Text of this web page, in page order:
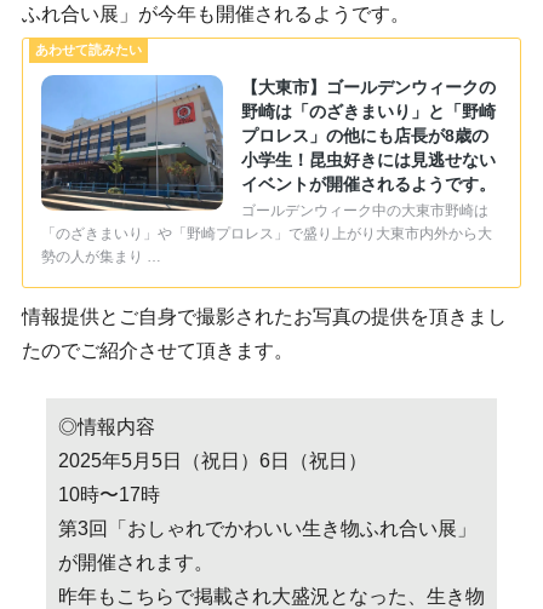
ふれ合い展」が今年も開催されるようです。
【大東市】ゴールデンウィークの
野崎は「のざきまいり」と「野崎
プロレス」の他にも店長が8歳の
小学生！昆虫好きには見逃せない
イベントが開催されるようです。
ゴールデンウィーク中の大東市野崎は
「のざきまいり」や「野崎プロレス」で盛り上がり大東市内外から大
勢の人が集まり …
情報提供とご自身で撮影されたお写真の提供を頂きまし
たのでご紹介させて頂きます。
◎情報内容
2025年5月5日（祝日）6日（祝日）
10時〜17時
第3回「おしゃれでかわいい生き物ふれ合い展」
が開催されます。
昨年もこちらで掲載され大盛況となった、生き物